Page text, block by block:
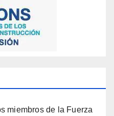
miembros de la Fuerza